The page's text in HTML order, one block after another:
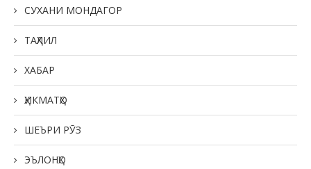
СУХАНИ МОНДАГОР
ТАҲЛИЛ
ХАБАР
ҲИКМАТҲО
ШЕЪРИ РӮЗ
ЭЪЛОНҲО